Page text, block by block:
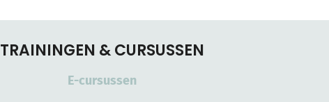
TRAININGEN & CURSUSSEN
E-cursussen